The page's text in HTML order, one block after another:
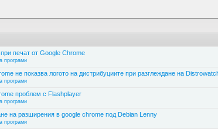
печат от Google Chrome
програми
не показва логото на дистрибуциите при разглеждане на
програми
проблем с Flashplayer
програми
на разширения в google chrome под Debian Lenny
програми